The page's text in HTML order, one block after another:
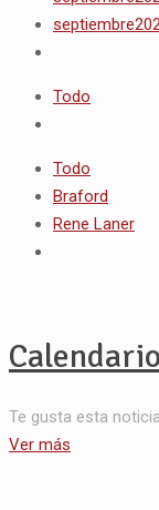
Todo
Todo
Braford
Rene Laner
Te gusta esta
Ver más